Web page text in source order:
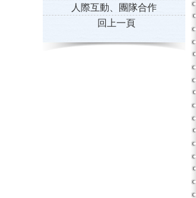
人際互動、團隊合作
回上一頁